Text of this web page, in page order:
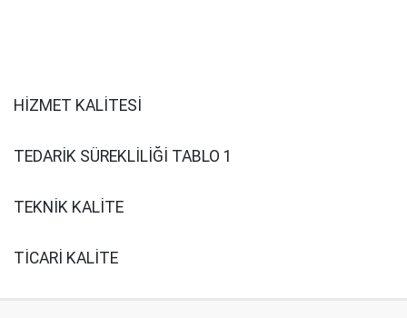
HİZMET KALİTESİ
TEDARİK SÜREKLİLİĞİ TABLO 1
TEKNİK KALİTE
TİCARİ KALİTE